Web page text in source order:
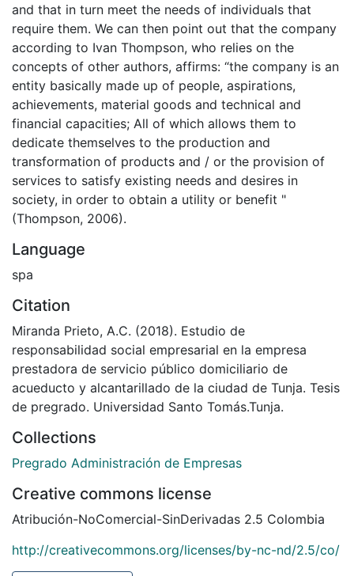
and that in turn meet the needs of individuals that
require them. We can then point out that the company
according to Ivan Thompson, who relies on the
concepts of other authors, affirms: “the company is an
entity basically made up of people, aspirations,
achievements, material goods and technical and
financial capacities; All of which allows them to
dedicate themselves to the production and
transformation of products and / or the provision of
services to satisfy existing needs and desires in
society, in order to obtain a utility or benefit "
(Thompson, 2006).
Language
spa
Citation
Miranda Prieto, A.C. (2018). Estudio de
responsabilidad social empresarial en la empresa
prestadora de servicio público domiciliario de
acueducto y alcantarillado de la ciudad de Tunja. Tesis
de pregrado. Universidad Santo Tomás.Tunja.
Collections
Pregrado Administración de Empresas
Creative commons license
Atribución-NoComercial-SinDerivadas 2.5 Colombia
http://creativecommons.org/licenses/by-nc-nd/2.5/co/